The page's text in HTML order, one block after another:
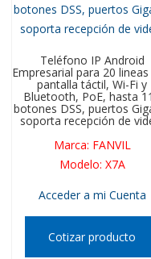
Teléfono IP Android
Empresarial para 20 lineas
pantalla táctil, Wi-Fi y
Bluetooth, PoE, hasta
botones DSS, puertos
soporta recepción de
Marca: FANVIL
Modelo: X7A
Acceder a mi Cuenta
Cotizar producto